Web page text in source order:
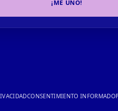
¡ME UNO!
CONSENTIMIENTO INFORMADO